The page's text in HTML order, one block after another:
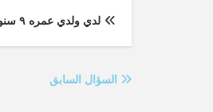
لدي ولدي عمره ٩ سنوات سقط الارض وتأ
السؤال السابق